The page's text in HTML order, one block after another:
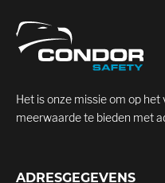
Het is onze missie om op
meerwaarde te bieden met
ADRESGEGEVENS